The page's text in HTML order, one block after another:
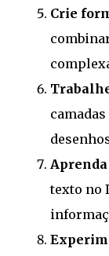
Crie
texto no